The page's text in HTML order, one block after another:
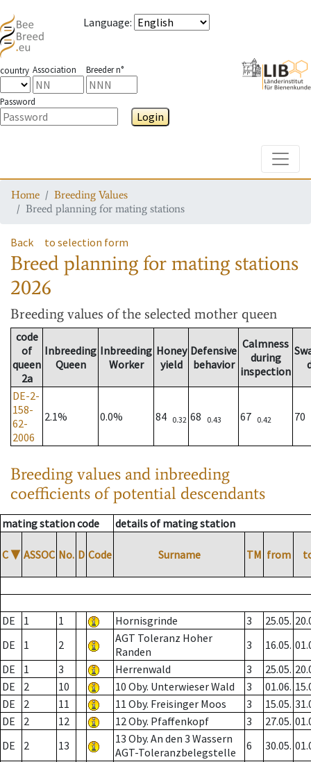
Language:
country Association Breeder n°
Password
Login
Home
Breeding Values
Breed planning for mating stations
Back to selection form
Breed planning for mating stations
2026
Breeding values of the selected mother queen
code
of
queen
2a
Inbreeding
Queen
Inbreeding
Worker
Honey
yield
Defensive
behavior
Calmness
during
inspection
DE-2-
158-
62-
2006
2.1% 0.0% 84 0.32 68 0.43 67 0.42 70
Breeding values and inbreeding
coefficients of potential descendants
mating station code details of mating station
C ▼ ASSOC No. D Code Surname TM from
DE 1 1 Hornisgrinde 3 25.05.
DE
1 2
AGT Toleranz Hoher
Randen
3 16.05.
DE
1 3 Herrenwald 3 25.05.
DE
2 10 10 Oby. Unterwieser Wald 3 01.06.
DE
2 11 11 Oby. Freisinger Moos 3 15.05.
DE
2 12 12 Oby. Pfaffenkopf 3 27.05.
DE
2 13
13 Oby. An den 3 Wassern
AGT-Toleranzbelegstelle
6 30.05.